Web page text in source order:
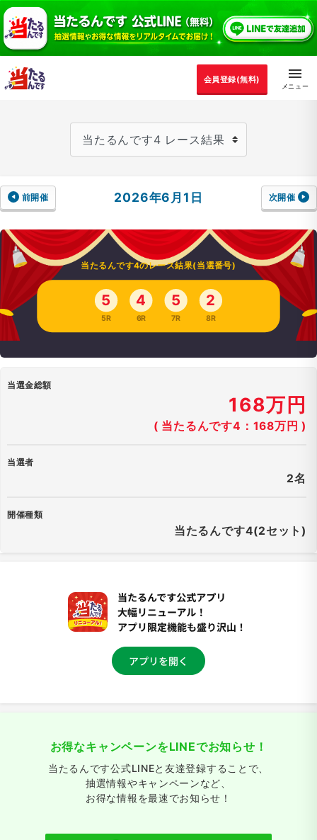
会員登録(無料)
前開催 2026年6月1日 次開催
当たるんです4のレース結果(当選番号)
5
5R
4
6R
5
7R
2
8R
当選金総額
168万円
( 当たるんです4：168万円 )
当選者
2名
開催種類
当たるんです4(2セット)
お得なキャンペーンをLINEでお知らせ！
当たるんです公式LINEと友達登録することで、
抽選情報やキャンペーンなど、
お得な情報を最速でお知らせ！